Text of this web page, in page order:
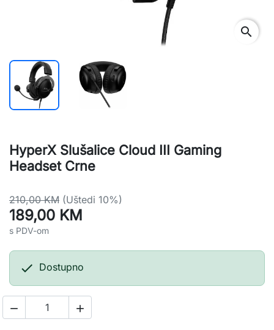
search
HyperX Slušalice Cloud III Gaming
Headset Crne
210,00 KM (Uštedi 10%)
189,00 KM
s PDV-om
 Dostupno
 